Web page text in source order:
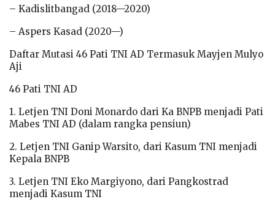
– Kadislitbangad (2018—2020)
– Aspers Kasad (2020—)
Daftar Mutasi 46 Pati TNI AD Termasuk Mayjen Mulyo
Aji
46 Pati TNI AD
1. Letjen TNI Doni Monardo dari Ka BNPB menjadi Pati
Mabes TNI AD (dalam rangka pensiun)
2. Letjen TNI Ganip Warsito, dari Kasum TNI menjadi
Kepala BNPB
3. Letjen TNI Eko Margiyono, dari Pangkostrad
menjadi Kasum TNI